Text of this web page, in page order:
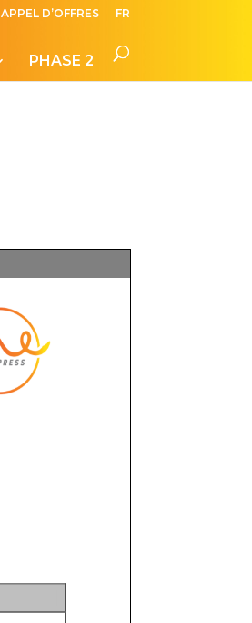
APPEL D’OFFRES FR
PHASE 2